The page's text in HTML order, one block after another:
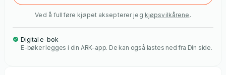
Ved å fullføre kjøpet aksepterer jeg kjøpsvilkårene .
Digital e-bok
E-bøker legges i din ARK-app. De kan også lastes ned fra Din side.